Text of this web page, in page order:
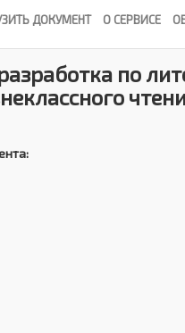
ДОКУМЕНТ О СЕРВИСЕ
по